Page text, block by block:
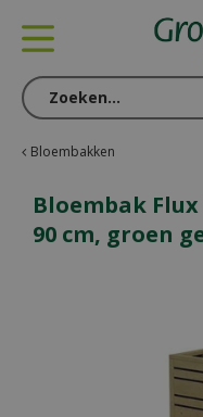
Bloembakken
Bloembak Flux
90 cm, groen